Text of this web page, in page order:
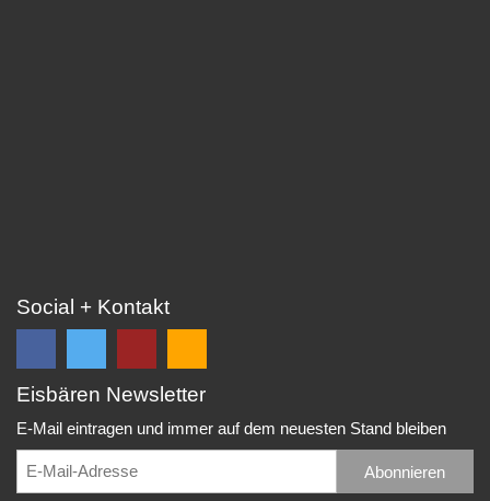
Social + Kontakt
Folge
auf
Facebook
und
Folge
auf
Twitter
und
EC
Eppelheim
Rudolf-
Falls
unsere
Spielberichte,
Eisbären Newsletter
E-Mail eintragen und immer auf dem neuesten Stand bleiben
Abonnieren